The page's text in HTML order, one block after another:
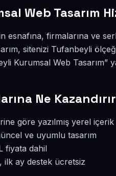
Web Tasarım
esnafına, firmalarına ve
sitenizi Tufanbeyli
Kurumsal Web Tasarım”
Ne
göre yazılmış yerel içerik
ve uyumlu tasarım
fiyata dahil
ilk ay destek ücretsiz